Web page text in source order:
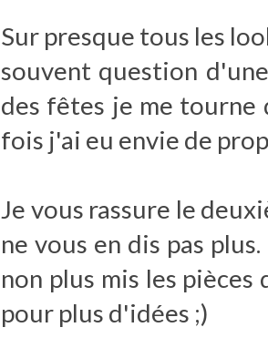
Sur presque tous les
souvent question
des fêtes je me tourne
fois j'ai eu envie de
Je vous rassure le
ne vous en dis pas
non plus mis les
pour plus d'idées ;)